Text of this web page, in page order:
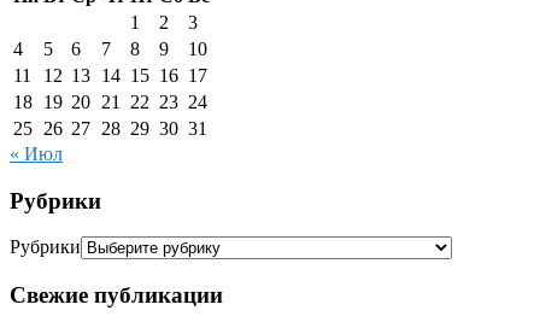
1
2
3
4
5 6 7 8 9
10
11
12 13 14 15 16 17
18 19 20 21 22 23 24
25 26 27 28 29 30 31
« Июл
Рубрики
Рубрики
Свежие публикации